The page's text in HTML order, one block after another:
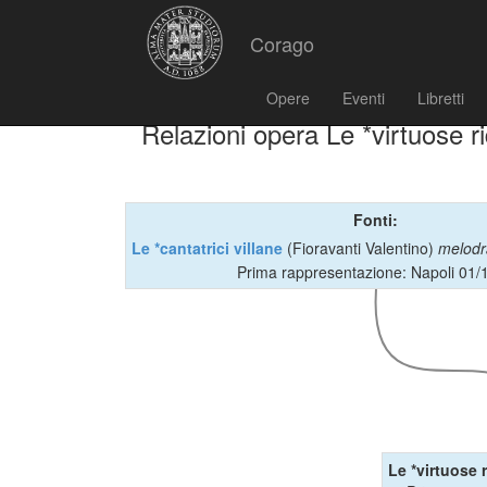
Corago
Opere Eventi Libretti
Relazioni opera Le *virtuose
Fonti:
Le *cantatrici villane (Fioravanti Valentino)
Prima rappresentazione: Napoli 01/
Le *virtuose